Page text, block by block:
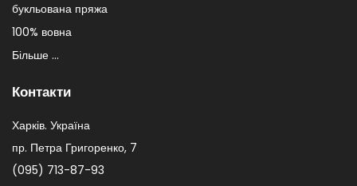
букльована пряжа
100% вовна
Більше ...
Контакти
Харків. Україна
пр. Петра Григоренко, 7
(095) 713-87-93